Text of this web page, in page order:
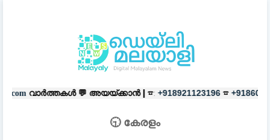
💬അയയ്ക്കാൻ | ☎: +918921123196 ☎ +918606657037
🕤 കേരളം